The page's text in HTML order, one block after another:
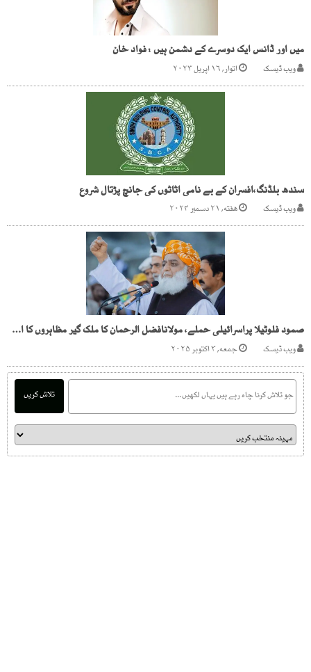
میں اور ڈانس ایک دوسرے کے دشمن ہیں : فواد خان
ویب ڈیسک اتوار, ۱۶ اپریل ۲۰۲۳
سندھ بلڈنگ،افسران کے بے نامی اثاثوں کی جانچ پڑتال شروع
ویب ڈیسک هفته, ۲۱ دسمبر ۲۰۲۴
صمود فلوٹیلا پراسرائیلی حملے، مولانافضل الرحمان کا ملک گیر مظاہروں کا اعلان
ویب ڈیسک جمعه, ۳ اکتوبر ۲۰۲۵
تلاش کریں